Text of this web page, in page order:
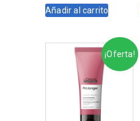
era:
es:
Añadir al carrito
¡Oferta!